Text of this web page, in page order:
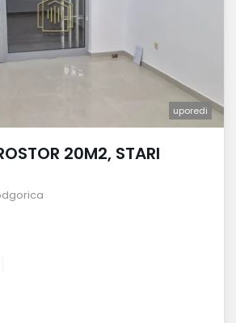
uporedi
20M2, STARI